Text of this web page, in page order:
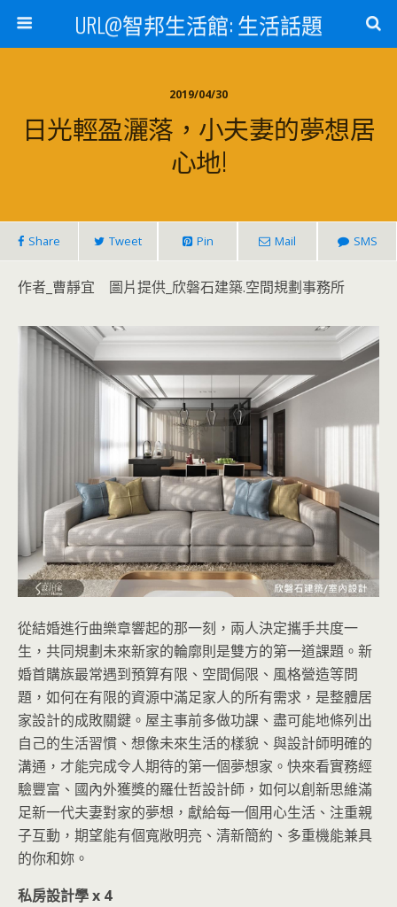
URL@智邦生活館: 生活話題
2019/04/30
日光輕盈灑落，小夫妻的夢想居
心地!
Share Tweet Pin Mail SMS
作者_曹靜宜 圖片提供_欣磐石建築.空間規劃事務所
從結婚進行曲樂章響起的那一刻，兩人決定攜手共度一
生，共同規劃未來新家的輪廓則是雙方的第一道課題。新
婚首購族最常遇到預算有限、空間侷限、風格營造等問
題，如何在有限的資源中滿足家人的所有需求，是整體居
家設計的成敗關鍵。屋主事前多做功課、盡可能地條列出
自己的生活習慣、想像未來生活的樣貌、與設計師明確的
溝通，才能完成令人期待的第一個夢想家。快來看實務經
驗豐富、國內外獲獎的羅仕哲設計師，如何以創新思維滿
足新一代夫妻對家的夢想，獻給每一個用心生活、注重親
子互動，期望能有個寬敞明亮、清新簡約、多重機能兼具
的你和妳。
私房設計學 x 4